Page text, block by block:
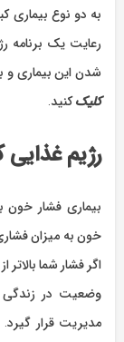
به دو نوع بیماری
رعایت یک برنامه
شدن این بیماری و
کلیک کنید.
رژیم
بیماری فشار خون
خون به میزان
وضعیت در
مدیریت قرار